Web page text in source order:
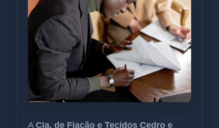
A Cia. de Fiação e Tecidos Cedro e